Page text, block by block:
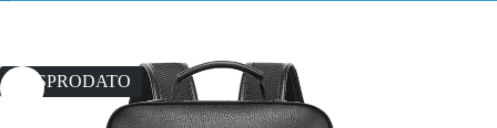
RASPRODATO
zaštitom
1.999RSD